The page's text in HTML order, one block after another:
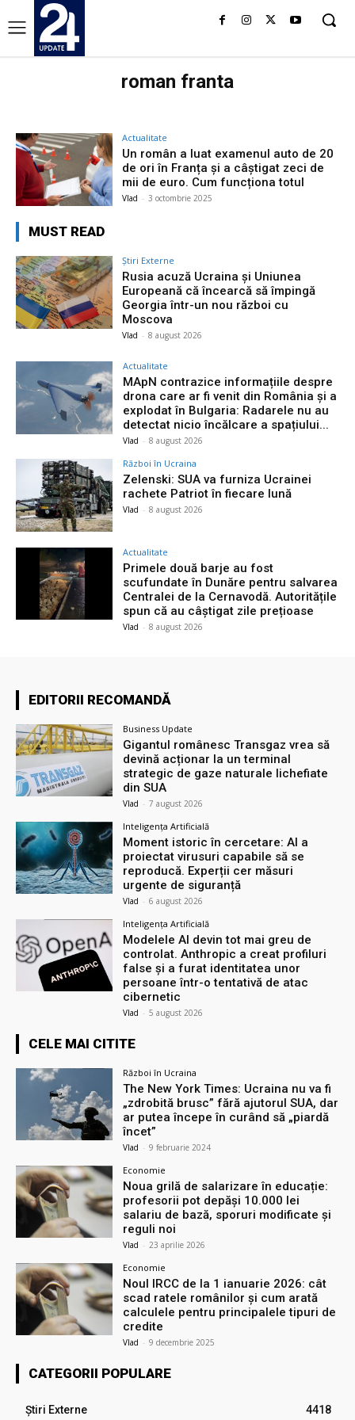
roman franta
Actualitate
Un român a luat examenul auto de 20
de ori în Franța și a câștigat zeci de
mii de euro. Cum funcționa totul
Vlad - 3 octombrie 2025
MUST READ
Știri Externe
Rusia acuză Ucraina și Uniunea
Europeană că încearcă să împingă
Georgia într-un nou război cu
Moscova
Vlad - 8 august 2026
Actualitate
MApN contrazice informațiile despre
drona care ar fi venit din România și a
explodat în Bulgaria: Radarele nu au
detectat nicio încălcare a spațiului...
Vlad - 8 august 2026
Război în Ucraina
Zelenski: SUA va furniza Ucrainei
rachete Patriot în fiecare lună
Vlad - 8 august 2026
Actualitate
Primele două barje au fost
scufundate în Dunăre pentru salvarea
Centralei de la Cernavodă. Autoritățile
spun că au câștigat zile prețioase
Vlad - 8 august 2026
EDITORII RECOMANDĂ
Business Update
Gigantul românesc Transgaz vrea să
devină acționar la un terminal
strategic de gaze naturale lichefiate
din SUA
Vlad - 7 august 2026
Inteligența Artificială
Moment istoric în cercetare: AI a
proiectat virusuri capabile să se
reproducă. Experții cer măsuri
urgente de siguranță
Vlad - 6 august 2026
Inteligența Artificială
Modelele AI devin tot mai greu de
controlat. Anthropic a creat profiluri
false și a furat identitatea unor
persoane într-o tentativă de atac
cibernetic
Vlad - 5 august 2026
CELE MAI CITITE
Război în Ucraina
The New York Times: Ucraina nu va fi
„zdrobită brusc” fără ajutorul SUA, dar
ar putea începe în curând să „piardă
încet”
Vlad - 9 februarie 2024
Economie
Noua grilă de salarizare în educație:
profesorii pot depăși 10.000 lei
salariu de bază, sporuri modificate și
reguli noi
Vlad - 23 aprilie 2026
Economie
Noul IRCC de la 1 ianuarie 2026: cât
scad ratele românilor și cum arată
calculele pentru principalele tipuri de
credite
Vlad - 9 decembrie 2025
CATEGORII POPULARE
Știri Externe 4418